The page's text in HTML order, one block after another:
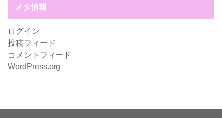
メタ情報
ログイン
投稿フィード
コメントフィード
WordPress.org